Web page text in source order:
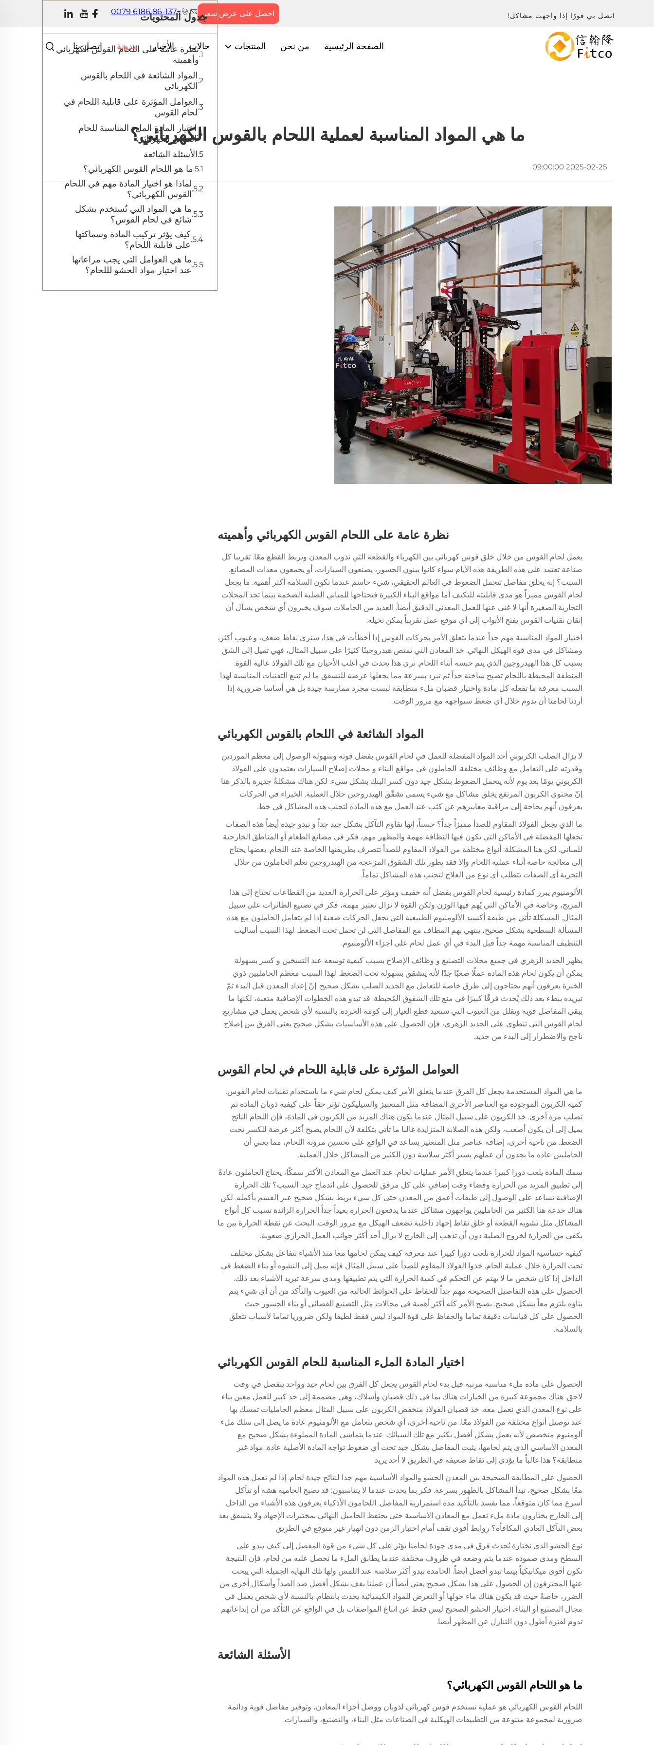
اتصل بي فورًا إذا واجهت مشاكل! احصل على عرض سعر +86-137 6186 0079
الصفحة الرئيسية من نحن المنتجات حالات الأخبار مدونة اتصل بنا
ما هي المواد المناسبة لعملية اللحام بالقوس الكهربائي؟
2025-02-25 09:00:00
نظرة عامة على اللحام القوس الكهربائي وأهميته
يعمل لحام القوس من خلال خلق قوس كهربائي بين الكهرباء والقطعة التي تذوب المعدن وتربط القطع معًا. تقريبا كل
صناعة تعتمد على هذه الطريقة هذه الأيام سواء كانوا يبنون الجسور، يصنعون السيارات، أو يجمعون معدات المصانع.
السبب؟ إنه يخلق مفاصل تتحمل الضغوط في العالم الحقيقي، شيء حاسم عندما تكون السلامة أكثر أهمية. ما يجعل
لحام القوس مميزاً هو مدى قابليته للتكيف أما مواقع البناء الكبيرة فتحتاجها للمباني الصلبة الضخمة بينما تجد المحلات
التجارية الصغيرة أنها لا غنى عنها للعمل المعدني الدقيق أيضاً. العديد من الحاملات سوف يخبرون أي شخص يسأل أن
إتقان تقنيات القوس يفتح الأبواب إلى أي موقع عمل تقريباً يمكن تخيله.
اختيار المواد المناسبة مهم جداً عندما يتعلق الأمر بحركات القوس إذا أخطأت في هذا، سنرى نقاط ضعف، وعيوب أكثر،
ومشاكل في مدى قوة الهيكل النهائي. خذ المعادن التي تمتص هيدروجينًا كثيرًا على سبيل المثال، فهي تميل إلى الشق
بسبب كل هذا الهيدروجين الذي يتم حبسه أثناء اللحام. نرى هذا يحدث في أغلب الأحيان مع تلك الفولاذ عالية القوة.
المنطقة المحيطة باللحام تصبح ساخنة جداً ثم تبرد بسرعة مما يجعلها عرضة للتشقق ما لم تتبع التقنيات المناسبة لهذا
السبب معرفة ما تفعله كل مادة واختيار قضبان ملء متطابقة ليست مجرد ممارسة جيدة بل هي أساسا ضرورية إذا
أردنا لحامنا أن يدوم خلال أي ضغط سيواجهه مع مرور الوقت.
المواد الشائعة في اللحام بالقوس الكهربائي
لا يزال الصلب الكربوني أحد المواد المفضلة للعمل في لحام القوس بفضل قوته وسهولة الوصول إلى معظم الموردين
وقدرته على التعامل مع وظائف مختلفة. الحاملون في مواقع البناء و محلات إصلاح السيارات يعتمدون على الفولاذ
الكربوني يومًا بعد يوم لأنه يتحمل الضغوط بشكل جيد دون كسر البنك بشكل سيء. لكن هناك مشكلةٌ جديرة بالذكر هنا
إنّ محتوى الكربون المرتفع يخلق مشاكل مع شيء يسمى تشقّق الهيدروجين خلال العملية. الخبراء في الحركات
يعرفون أنهم بحاجة إلى مراقبة معاييرهم عن كثب عند العمل مع هذه المادة لتجنب هذه المشاكل في خط.
ما الذي يجعل الفولاذ المقاوم للصدأ مميزاً جداً؟ حسناً، إنها تقاوم التآكل بشكل جيد جداً و تبدو جيدة أيضاً هذه الصفات
تجعلها المفضلة في الأماكن التي تكون فيها النظافة مهمة والمظهر مهم، فكر في مصانع الطعام أو المناطق الخارجية
للمباني. لكن هنا المشكلة: أنواع مختلفة من الفولاذ المقاوم للصدأ تتصرف بطريقتها الخاصة عند اللحام. بعضها يحتاج
إلى معالجة خاصة أثناء عملية اللحام وإلا فقد يطور تلك الشقوق المزعجة من الهيدروجين تعلم الحاملون من خلال
التجربة أي الصفات تتطلب أي نوع من العلاج لتجنب هذه المشاكل تماماً.
الألومنيوم يبرز كمادة رئيسية لحام القوس بفضل أنه خفيف ومؤثر على الحرارة. العديد من القطاعات تحتاج إلى هذا
المزيج، وخاصة في الأماكن التي يُهم فيها الوزن ولكن القوة لا تزال تعتبر مهمة، فكر في تصنيع الطائرات على سبيل
المثال. المشكلة تأتي من طبقة أكسيد الألومنيوم الطبيعية التي تجعل الحركات صعبة إذا لم يتعامل الحاملون مع هذه
المسألة السطحية بشكل صحيح، ينتهي بهم المطاف مع المفاصل التي لن تحمل تحت الضغط. لهذا السبب أساليب
التنظيف المناسبة مهمة جداً قبل البدء في أي عمل لحام على أجزاء الألومنيوم.
يظهر الحديد الزهري في جميع محلات التصنيع و وظائف الإصلاح بسبب كيفية توسعه عند التسخين و كسر بسهولة
يمكن أن يكون لحام هذه المادة عملًا صعبًا جدًا لأنه يتشقق بسهولة تحت الضغط. لهذا السبب معظم الحامليين ذوي
الخبرة يعرفون أنهم يحتاجون إلى طرق خاصة للتعامل مع الحديد الصلب بشكل صحيح. إنّ إعداد المعدن قبل البدء ثمّ
تبريده ببطء بعد ذلك يُحدث فرقًا كبيرًا في منع تلك الشقوق المُحبطة. قد تبدو هذه الخطوات الإضافية متعبة، لكنها ما
يبقي المفاصل قوية ويقلل من العيوب التي ستعيد قطع الغيار إلى كومة الخردة. بالنسبة لأي شخص يعمل في مشاريع
لحام القوس التي تنطوي على الحديد الزهري، فإن الحصول على هذه الأساسيات بشكل صحيح يعني الفرق بين إصلاح
ناجح والاضطرار إلى البدء من جديد.
العوامل المؤثرة على قابلية اللحام في لحام القوس
ما هي المواد المستخدمة يجعل كل الفرق عندما يتعلق الأمر كيف يمكن لحام شيء ما باستخدام تقنيات لحام القوس.
كمية الكربون الموجودة مع العناصر الأخرى المضافة مثل المنغنيز والسيليكون تؤثر حقاً على كيفية ذوبان المادة ثم
تصلب مرة أخرى. خذ الكربون على سبيل المثال عندما يكون هناك المزيد من الكربون في المادة، فإن اللحام الناتج
يميل إلى أن يكون أصعب، ولكن هذه الصلابة المتزايدة غالبا ما تأتي بتكلفة لأن اللحام يصبح أكثر عرضة للكسر تحت
الضغط. من ناحية أخرى، إضافة عناصر مثل المنغنيز يساعد في الواقع على تحسين مرونة اللحام، مما يعني أن
الحامليين عادة ما يجدون أن عملهم يسير أكثر سلاسة دون الكثير من المشاكل خلال العملية.
سمك المادة يلعب دورا كبيرا عندما يتعلق الأمر عمليات لحام. عند العمل مع المعادن الأكثر سمكًا، يحتاج الحاملون عادةً
إلى تطبيق المزيد من الحرارة وقضاء وقت إضافي على كل مرفق للحصول على اندماج جيد. السبب؟ تلك الحرارة
الإضافية تساعد على الوصول إلى طبقات أعمق من المعدن حتى كل شيء يربط بشكل صحيح عبر القسم بأكمله. لكن
هناك خدعة هنا الكثير من الحامليين يواجهون مشاكل عندما يدفعون الحرارة بعيداً جداً الحرارة الزائدة تسبب كل أنواع
المشاكل مثل تشويه القطعة أو خلق نقاط إجهاد داخلية تضعف الهيكل مع مرور الوقت. البحث عن نقطة الحرارة بين ما
يكفي من الحرارة لخروج الصلبة دون أن تذهب إلى الخارج لا يزال أحد أكثر جوانب العمل الحراري صعوبة.
كيفية حساسية المواد للحرارة تلعب دورا كبيرا عند معرفة كيف يمكن لحامها معا منذ الأشياء تتفاعل بشكل مختلف
تحت الحرارة خلال عملية الحام. خذوا الفولاذ المقاوم للصدأ على سبيل المثال فإنه يميل إلى التشوه أو بناء الضغط في
الداخل إذا كان شخص ما لا يهتم عن التحكم في كمية الحرارة التي يتم تطبيقها ومدى سرعة تبريد الأشياء بعد ذلك.
الحصول على هذه التفاصيل الصحيحة مهم جداً للحفاظ على الحوائط الخالية من العيوب والتأكد من أن أي شيء يتم
بناؤه يلتزم معاً بشكل صحيح. يصبح الأمر كله أكثر أهمية في مجالات مثل التصنيع الفضائي أو بناء الجسور حيث
الحصول على كل قياسات دقيقة تماما والحفاظ على قوة المواد ليس فقط لطيفا ولكن ضروريا تماما لأسباب تتعلق
بالسلامة.
اختيار المادة الملء المناسبة للحام القوس الكهربائي
الحصول على مادة ملء مناسبة مرتبة قبل بدء لحام القوس يجعل كل الفرق بين لحام جيد وواحد ينفصل في وقت
لاحق. هناك مجموعة كبيرة من الخيارات هناك بما في ذلك قضبان وأسلاك، وهي مصممة إلى حد كبير للعمل معين بناء
على نوع المعدن الذي نعمل معه. خذ قضبان الفولاذ منخفض الكربون على سبيل المثال معظم الحامليات تمسك بها
عند توصيل أنواع مختلفة من الفولاذ معًا. من ناحية أخرى، أي شخص يتعامل مع الألومنيوم عادة ما يصل إلى سلك ملء
ألومنيوم متخصص لأنه يعمل بشكل أفضل بكثير مع تلك السبائك. عندما يتماشى المادة المملوءة بشكل صحيح مع
المعدن الأساسي الذي يتم لحامها، يثبت المفاصل بشكل جيد تحت أي ضغوط تواجه المادة الأصلية عادة. مواد غير
متطابقة؟ هذا غالباً ما يؤدي إلى نقاط ضعيفة في الطريق لا أحد يريد
الحصول على المطابقة الصحيحة بين المعدن الحشو والمواد الأساسية مهم جدا لنتائج جيدة لحام. إذا لم تعمل هذه المواد
معًا بشكل صحيح، تبدأ المشاكل بالظهور بسرعة. فكر بما يحدث عندما لا يتناسبون: قد تصبح الحامية هشة أو تتآكل
أسرع مما كان متوقعاً، مما يفسد بالتأكيد مدة استمرارية المفاصل. اللحامون الأذكياء يعرفون هذه الأشياء من الداخل
إلى الخارج يختارون مادة ملء تعمل مع المعادن الأساسية حتى يحتفظ الحاميل النهائي بمختبرات الإجهاد ولا يتشقق بعد
بعض التآكل العادي المكافأة؟ روابط أقوى تقف أمام اختبار الزمن دون انهيار غير متوقع في الطريق
نوع الحشو الذي نختارة يُحدث فرق في مدى جودة لحامنا يؤثر على كل شيء من قوة المفصل إلى كيف يبدو على
السطح ومدى صموده عندما يتم وضعه في ظروف مختلفة عندما يطابق الملء ما نحصل عليه من لحام، فإن النتيجة
تكون أقوى ميكانيكياً بينما تبدو أفضل أيضاً. الحامدة تبدو أكثر سلاسة عند اللمس ولها تلك النهاية الجميلة التي يبحث
عنها المحترفون إن الحصول على هذا بشكل صحيح يعني أيضاً أن عملنا يقف بشكل أفضل ضد الصدأ وأشكال أخرى من
الضرر، خاصةً حيث قد يكون هناك ماء حولها أو التعرض للمواد الكيميائية يحدث بانتظام. بالنسبة لأي شخص يعمل في
مجال التصنيع أو البناء، اختيار الحشو الصحيح ليس فقط عن اتباع المواصفات بل في الواقع عن التأكد من أن إبداعاتهم
تدوم لفترة أطول دون التنازل عن المظهر أيضا.
الأسئلة الشائعة
ما هو اللحام القوس الكهربائي؟
اللحام القوس الكهربائي هو عملية تستخدم قوس كهربائي لذوبان ووصل أجزاء المعادن، وتوفير مفاصل قوية ودائمة
ضرورية لمجموعة متنوعة من التطبيقات الهيكلية في الصناعات مثل البناء، والتصنيع، والسيارات.
جدول المحتويات
نظرة عامة على اللحام القوس الكهربائي
وأهميته
المواد الشائعة في اللحام بالقوس
الكهربائي
العوامل المؤثرة على قابلية اللحام في
لحام القوس
اختيار المادة الملء المناسبة للحام
القوس الكهربائي
الأسئلة الشائعة
ما هو اللحام القوس الكهربائي؟
لماذا هو اختيار المادة مهم في اللحام
القوس الكهربائي؟
ما هي المواد التي تُستخدم بشكل
شائع في لحام القوس؟
كيف يؤثر تركيب المادة وسماكتها
على قابلية اللحام؟
ما هي العوامل التي يجب مراعاتها
عند اختيار مواد الحشو لللحام؟